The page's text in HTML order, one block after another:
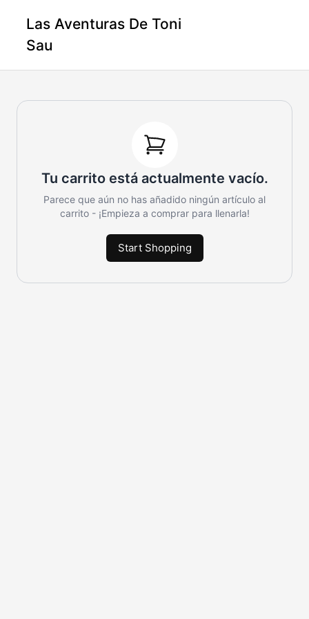
Las Aventuras De Toni
Sau
Tu carrito está actualmente vacío.
Parece que aún no has añadido ningún artículo al
carrito - ¡Empieza a comprar para llenarla!
Start Shopping